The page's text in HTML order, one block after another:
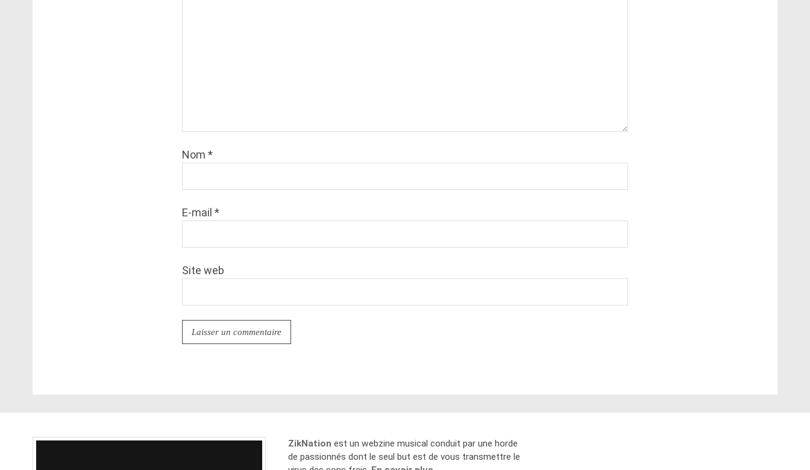
Nom *
E-mail *
Site web
ZikNation est un webzine musical conduit par une horde
de passionnés dont le seul but est de vous transmettre le